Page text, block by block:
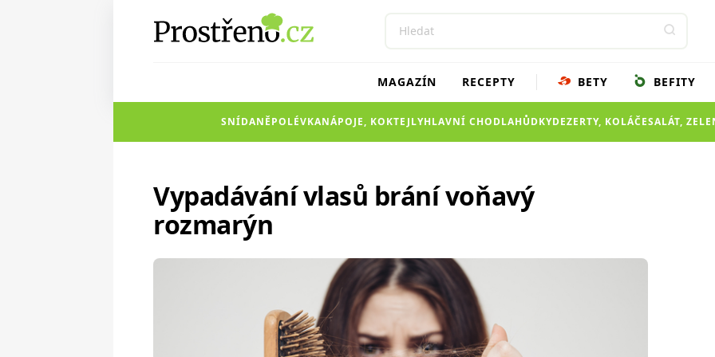
MAGAZÍN RECEPTY BETY BEFITY
SNÍDANĚPOLÉVKANÁPOJE, KOKTEJLYHLAVNÍ CHODLAHŮDKYDEZERTY, KOLÁČESALÁT,
Vypadávání vlasů brání voňavý
rozmarýn